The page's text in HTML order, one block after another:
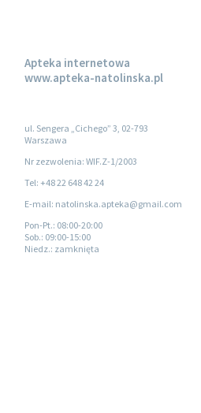
Apteka internetowa
www.apteka-natolinska.pl
ul. Sengera „Cichego” 3, 02-793
Warszawa
Nr zezwolenia: WIF.Z-1/2003
Tel: +48 22 648 42 24
E-mail: natolinska.apteka@gmail.com
Pon-Pt.: 08:00-20:00
Sob.: 09:00-15:00
Niedz.: zamknięta